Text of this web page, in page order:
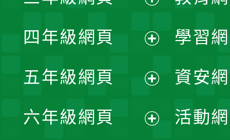
單
開
選
單
開
選
單
四年級網頁
開
選
五年級網頁
開
六年級網頁
學習
資安
活動